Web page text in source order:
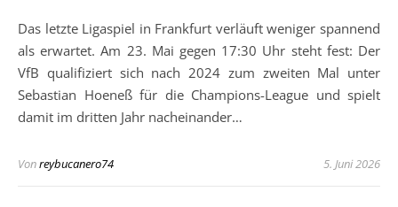
Das letzte Ligaspiel in Frankfurt verläuft weniger spannend
als erwartet. Am 23. Mai gegen 17:30 Uhr steht fest: Der
VfB qualifiziert sich nach 2024 zum zweiten Mal unter
Sebastian Hoeneß für die Champions-League und spielt
damit im dritten Jahr nacheinander…
Vonreybucanero74 5. Juni 2026